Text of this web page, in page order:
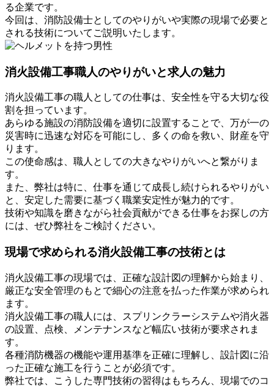
る企業です。
今回は、消防設備士としてのやりがいや実際の現場で必要と
される技術についてご説明いたします。
消火設備工事職人のやりがいと求人の魅力
消火設備工事の職人としての仕事は、安全性を守る大切な役
割を担っています。
あらゆる施設の消防設備を適切に設置することで、万が一の
災害時に迅速な対応を可能にし、多くの命を救い、財産を守
ります。
この使命感は、職人としての大きなやりがいへと繋がりま
す。
また、弊社は特に、仕事を通じて成長し続けられるやりがい
と、安定した需要に基づく職業安定性が魅力的です。
技術や知識を磨きながら社会貢献ができる仕事をお探しの方
には、ぜひ弊社をご検討ください。
現場で求められる消火設備工事の技術とは
消火設備工事の現場では、正確な設計図の理解から始まり、
厳正な安全管理のもとで細心の注意を払った作業が求められ
ます。
消火設備工事の職人には、スプリンクラーシステムや消火器
の設置、点検、メンテナンスなど幅広い技術が要求されま
す。
各種消防機器の機能や運用基準を正確に理解し、設計図に沿
った正確な施工を行うことが必須です。
弊社では、こうした専門技術の習得はもちろん、現場でのコ